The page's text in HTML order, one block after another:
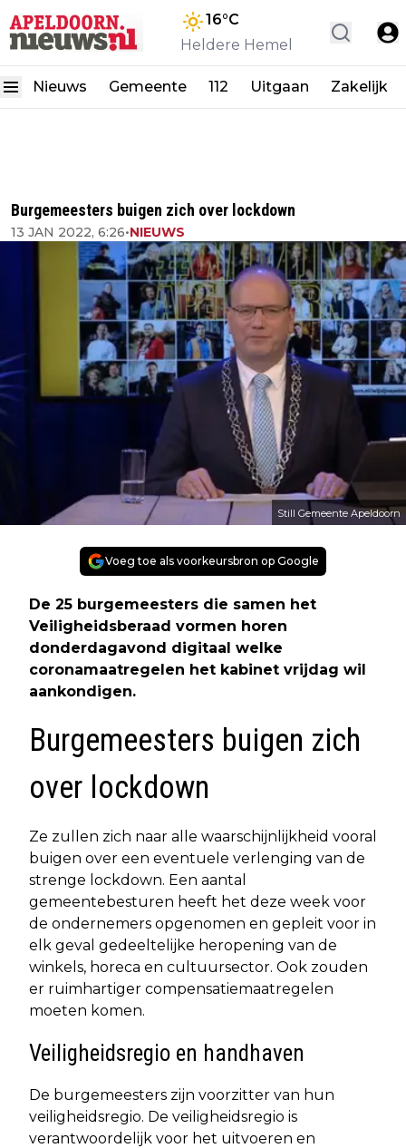
16°C
Heldere Hemel
Nieuws Gemeente 112 Uitgaan Zakelijk
Burgemeesters buigen zich over lockdown
13 JAN 2022, 6:26•NIEUWS
Still Gemeente Apeldoorn
Voeg toe als voorkeursbron op Google
De 25 burgemeesters die samen het
Veiligheidsberaad vormen horen
donderdagavond digitaal welke
coronamaatregelen het kabinet vrijdag wil
aankondigen.
Burgemeesters buigen zich
over lockdown
Ze zullen zich naar alle waarschijnlijkheid vooral
buigen over een eventuele verlenging van de
strenge lockdown. Een aantal
gemeentebesturen heeft het deze week voor
de ondernemers opgenomen en gepleit voor in
elk geval gedeeltelijke heropening van de
winkels, horeca en cultuursector. Ook zouden
er ruimhartiger compensatiemaatregelen
moeten komen.
Veiligheidsregio en handhaven
De burgemeesters zijn voorzitter van hun
veiligheidsregio. De veiligheidsregio is
verantwoordelijk voor het uitvoeren en